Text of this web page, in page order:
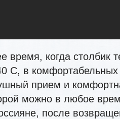
время, когда столбик
С, в комфортабельных
прием и
можно в любое
после